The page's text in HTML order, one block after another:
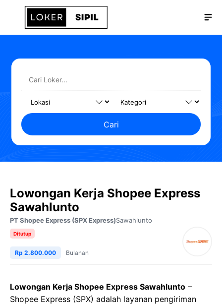
Langsung
Cari
Lowongan Kerja Shopee Express
Sawahlunto
PT Shopee Express (SPX Express)Sawahlunto
Ditutup
Rp 2.800.000 Bulanan
Lowongan Kerja Shopee Express Sawahlunto –
Shopee Express (SPX) adalah layanan pengiriman